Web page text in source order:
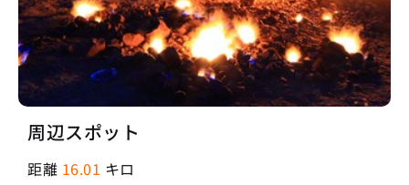
周辺スポット
距離 16.01 キロ